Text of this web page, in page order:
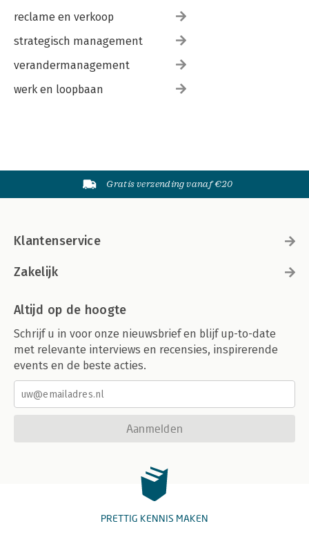
reclame en verkoop
strategisch management
verandermanagement
werk en loopbaan
Gratis verzending vanaf €20
Klantenservice
Zakelijk
Altijd op de hoogte
Schrijf u in voor onze nieuwsbrief en blijf up-to-date
met relevante interviews en recensies, inspirerende
events en de beste acties.
Aanmelden
PRETTIG KENNIS MAKEN